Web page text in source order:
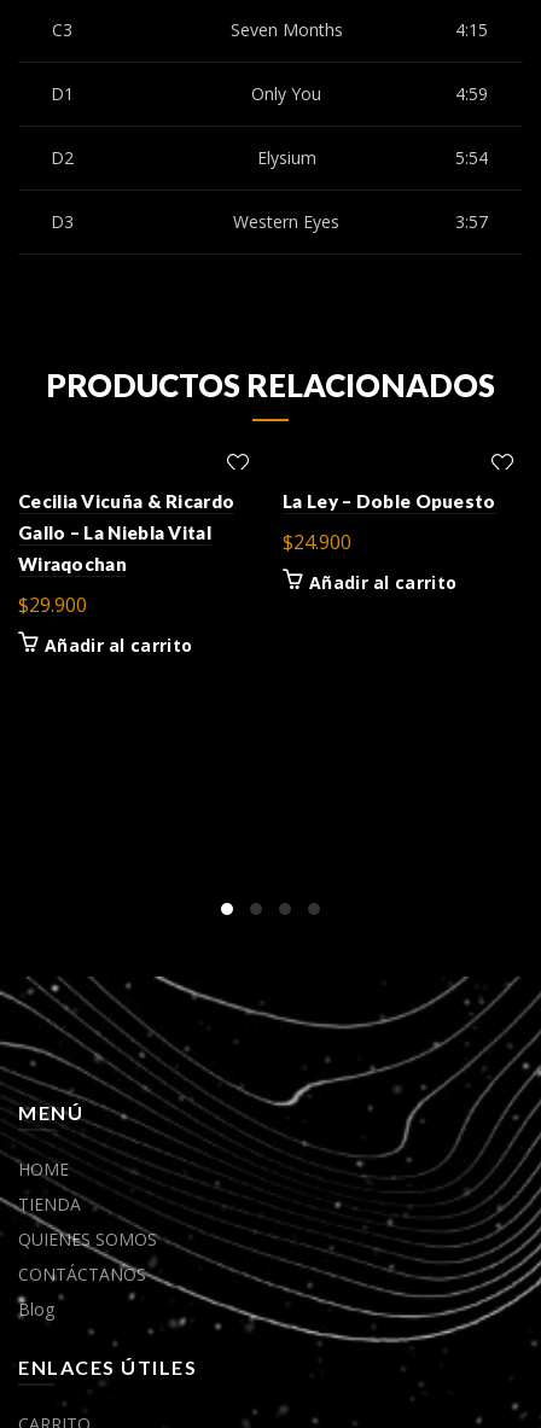
C3 Seven Months 4:15
D1 Only You 4:59
D2 Elysium 5:54
D3 Western Eyes 3:57
PRODUCTOS RELACIONADOS
Cecilia Vicuña & Ricardo
Gallo – La Niebla Vital
Wiraqochan
$29.900
Añadir al carrito
La Ley – Doble Opuesto
$24.900
Añadir al carrito
MENÚ
HOME
TIENDA
QUIENES SOMOS
CONTÁCTANOS
Blog
ENLACES ÚTILES